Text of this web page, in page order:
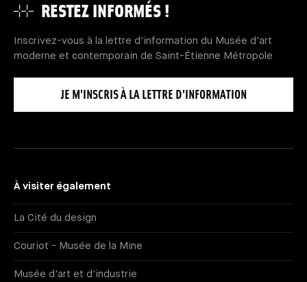
RESTEZ INFORMÉS !
Inscrivez-vous à la lettre d'information du Musée d'art
moderne et contemporain de Saint-Étienne Métropole
JE M'INSCRIS À LA LETTRE D'INFORMATION
À visiter également
La Cité du design
Couriot - Musée de la Mine
Musée d'art et d'industrie